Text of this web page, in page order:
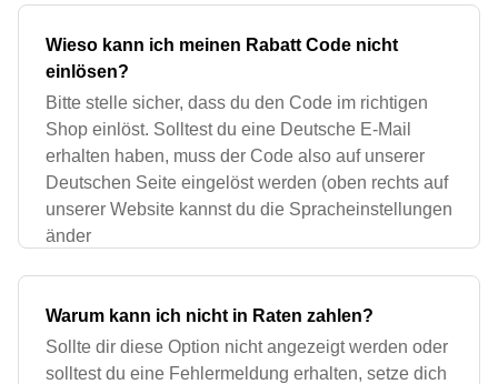
Wieso kann ich meinen Rabatt Code nicht
einlösen?
Bitte stelle sicher, dass du den Code im richtigen
Shop einlöst. Solltest du eine Deutsche E-Mail
erhalten haben, muss der Code also auf unserer
Deutschen Seite eingelöst werden (oben rechts auf
unserer Website kannst du die Spracheinstellungen
änder
Warum kann ich nicht in Raten zahlen?
Sollte dir diese Option nicht angezeigt werden oder
solltest du eine Fehlermeldung erhalten, setze dich